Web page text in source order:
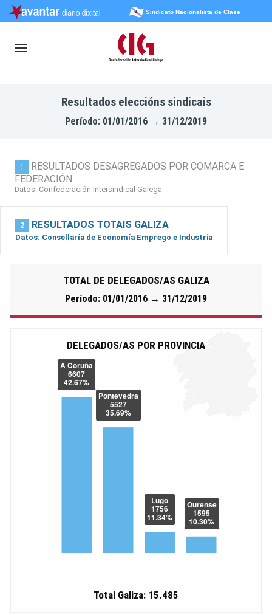
Sindicato Nacionalista de Clase
Resultados eleccións sindicais
Período: 01/01/2016 → 31/12/2019
1
RESULTADOS DESAGREGADOS POR COMARCA E
FEDERACIÓN
Datos: Confederación Intersindical Galega
2 RESULTADOS TOTAIS GALIZA
Datos: Consellaría de Economía Emprego e Industria
TOTAL DE DELEGADOS/AS GALIZA
Período: 01/01/2016 → 31/12/2019
DELEGADOS/AS POR PROVINCIA
Total Galiza: 15.485